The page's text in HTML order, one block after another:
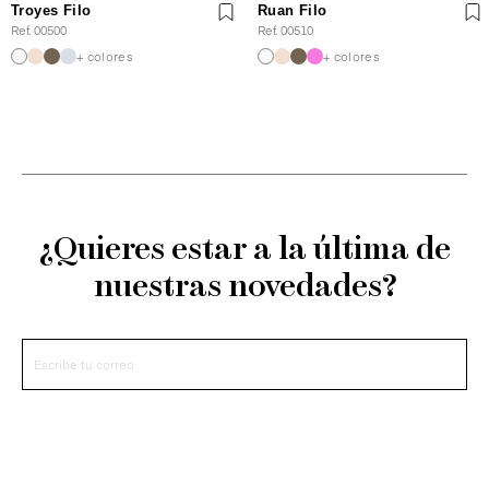
Troyes Filo
Ref. 00500
+ colores
Ruan Filo
Ref. 00510
+ colores
¿Quieres estar a la última de
nuestras novedades?